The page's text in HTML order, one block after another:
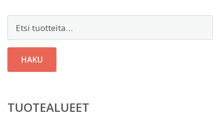
HAKU
TUOTEALUEET